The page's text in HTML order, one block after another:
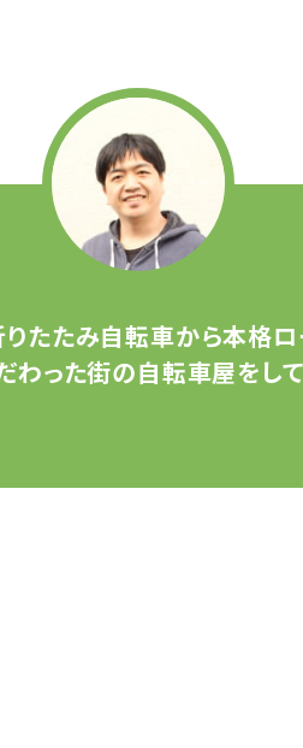
りたたみ自転車から本格ロ
わった街の自転車屋をして